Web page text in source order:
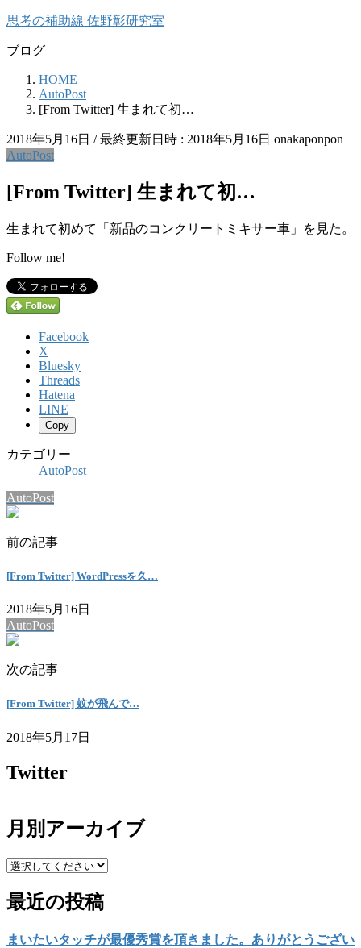
コ
テ
キ
ッ
ナ
ゲ
に
移
思考の補助線 佐野彰研究室
ブログ
HOME
AutoPost
[From Twitter] 生まれて初…
2018年5月16日 / 最終更新日時 : 2018年5月16日 onakaponpon
AutoPost
[From Twitter] 生まれて初…
生まれて初めて「新品のコンクリートミキサー車」を見た。
Follow me!
Facebook
X
Bluesky
Threads
Hatena
LINE
Copy
カテゴリー
AutoPost
AutoPost
前の記事
[From Twitter] WordPressを久…
2018年5月16日
AutoPost
次の記事
[From Twitter] 蚊が飛んで…
2018年5月17日
Twitter
月別アーカイブ
最近の投稿
まいたいタッチが最優秀賞を頂きました。ありがとうござい